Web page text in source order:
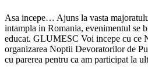
Asa incepe… Ajuns la vasta
intampla in Romania, evenimentul se
educat. GLUMESC Voi incepe cu ce
organizarea Noptii Devoratorilor de
cu parerea pentru ca am participat la